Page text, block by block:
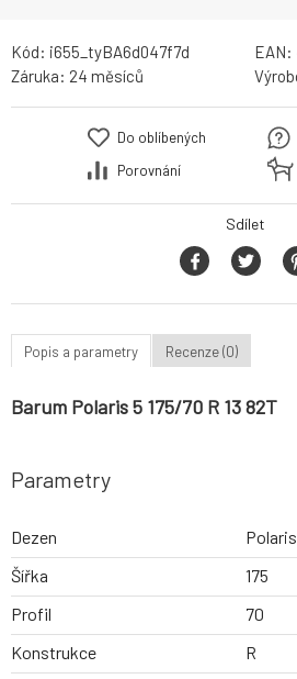
Kód: i655_tyBA6d047f7d EAN:
Záruka: 24 měsíců
Do oblíbených
Porovnání
Sdílet
Popis a parametry Recenze (0)
Barum Polaris 5 175/70 R 13 82T
Parametry
Dezen
Šířka
175
Profil
70
Konstrukce
R